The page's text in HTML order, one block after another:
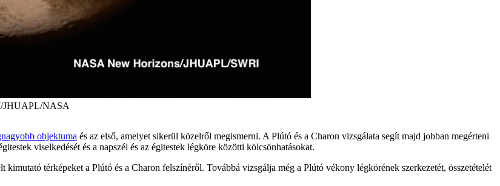
JHUAPL/NASA
objektuma és az első, amelyet sikerül közelről megismerni. A Plútó és a Charon vizsgálata segít majd jobban megérteni
viselkedését és a napszél és az égitestek légköre közötti kölcsönhatásokat.
térképeket a Plútó és a Charon felszínéről. Továbbá vizsgálja még a Plútó vékony légkörének szerkezetét, összetételét